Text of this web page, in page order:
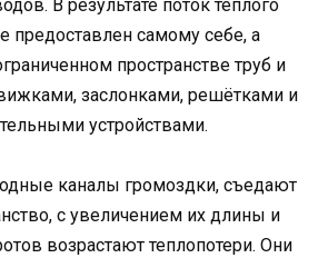
В результате поток тёплого
предоставлен самому себе, а
пространстве труб и
заслонками, решётками и
устройствами.
каналы громоздки, съедают
с увеличением их длины и
возрастают теплопотери. Они